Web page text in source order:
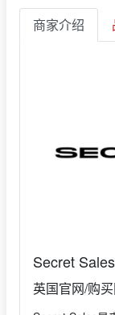
商家介绍
Secret Sales
英国官网/购买